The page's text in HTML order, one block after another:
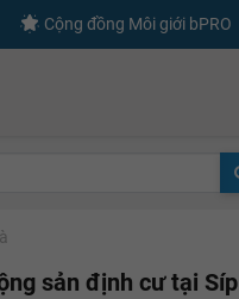
Cộng đồng Môi giới bPRO
sản định cư tại Síp